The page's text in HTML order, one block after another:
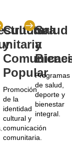
Cultura
y
Popular
Promoción
de la
identidad
cultural y
comunicación
comunitaria.
Salud
y
Programas
de salud,
deporte y
bienestar
integral.